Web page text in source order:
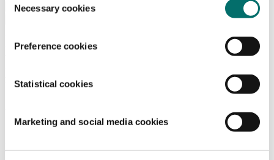
Necessary cookies
Preference cookies
Statistical cookies
Marketing and social media cookies
Bezoeken
Home
Wedstrijden
Wedstrijden